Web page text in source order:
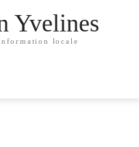
Yvelines
locale